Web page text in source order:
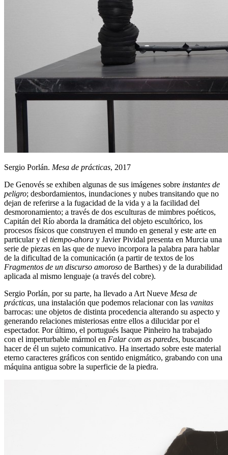
Sergio Porlán. Mesa de prácticas, 2017
De Genovés se exhiben algunas de sus imágenes sobre instantes de
peligro; desbordamientos, inundaciones y nubes transitando que no
dejan de referirse a la fugacidad de la vida y a la facilidad del
desmoronamiento; a través de dos esculturas de mimbres poéticos,
Capitán del Río aborda la dramática del objeto escultórico, los
procesos físicos que construyen el mundo en general y este arte en
particular y el tiempo-ahora y Javier Pividal presenta en Murcia una
serie de piezas en las que de nuevo incorpora la palabra para hablar
de la dificultad de la comunicación (a partir de textos de los
Fragmentos de un discurso amoroso de Barthes) y de la durabilidad
aplicada al mismo lenguaje (a través del cobre).
Sergio Porlán, por su parte, ha llevado a Art Nueve Mesa de
prácticas, una instalación que podemos relacionar con las vanitas
barrocas: une objetos de distinta procedencia alterando su aspecto y
generando relaciones misteriosas entre ellos a dilucidar por el
espectador. Por último, el portugués Isaque Pinheiro ha trabajado
con el imperturbable mármol en Falar com as paredes, buscando
hacer de él un sujeto comunicativo. Ha insertado sobre este material
eterno caracteres gráficos con sentido enigmático, grabando con una
máquina antigua sobre la superficie de la piedra.